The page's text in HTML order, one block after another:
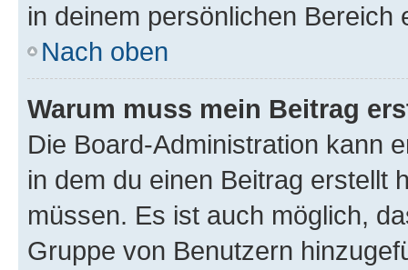
in deinem persönlichen Bereich
Nach oben
Warum muss mein Beitrag
Die Board-Administration kann
in dem du einen Beitrag erstellt
müssen. Es ist auch möglich,
Gruppe von Benutzern